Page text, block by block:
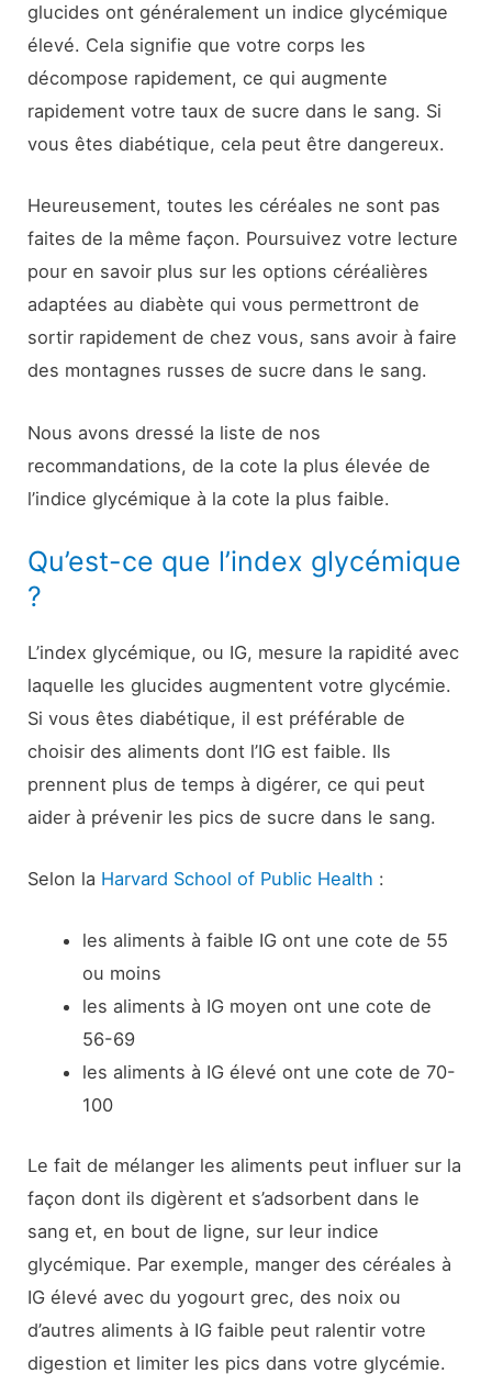
glucides ont généralement un indice glycémique
élevé. Cela signifie que votre corps les
décompose rapidement, ce qui augmente
rapidement votre taux de sucre dans le sang. Si
vous êtes diabétique, cela peut être dangereux.
Heureusement, toutes les céréales ne sont pas
faites de la même façon. Poursuivez votre lecture
pour en savoir plus sur les options céréalières
adaptées au diabète qui vous permettront de
sortir rapidement de chez vous, sans avoir à faire
des montagnes russes de sucre dans le sang.
Nous avons dressé la liste de nos
recommandations, de la cote la plus élevée de
l’indice glycémique à la cote la plus faible.
Qu’est-ce que l’index glycémique
?
L’index glycémique, ou IG, mesure la rapidité avec
laquelle les glucides augmentent votre glycémie.
Si vous êtes diabétique, il est préférable de
choisir des aliments dont l’IG est faible. Ils
prennent plus de temps à digérer, ce qui peut
aider à prévenir les pics de sucre dans le sang.
Selon la Harvard School of Public Health :
les aliments à faible IG ont une cote de 55
ou moins
les aliments à IG moyen ont une cote de
56-69
les aliments à IG élevé ont une cote de 70-
100
Le fait de mélanger les aliments peut influer sur la
façon dont ils digèrent et s’adsorbent dans le
sang et, en bout de ligne, sur leur indice
glycémique. Par exemple, manger des céréales à
IG élevé avec du yogourt grec, des noix ou
d’autres aliments à IG faible peut ralentir votre
digestion et limiter les pics dans votre glycémie.